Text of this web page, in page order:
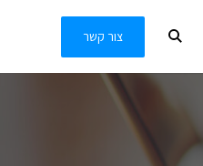
צור קשר